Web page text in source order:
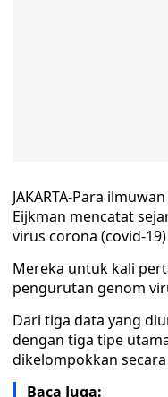
JAKARTA-Para
Eijkman mencatat
virus corona (covid-
Mereka untuk kali
pengurutan genom
Dari tiga data yang
dengan tiga tipe
dikelompokkan secara
Baca Juga: